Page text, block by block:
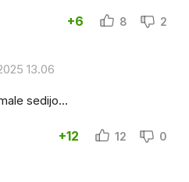
+6 8 2
13.06
sedijo...
+12 12 0